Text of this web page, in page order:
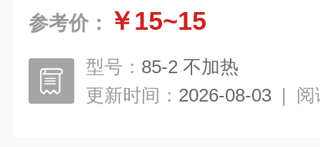
参考价： ￥15~15
型号： 85-2 不加热
更新时间： 2026-08-03 | 阅